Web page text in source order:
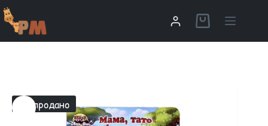
Распродано